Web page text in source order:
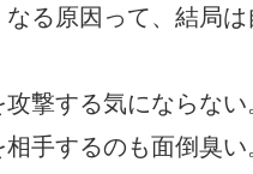
る原因って、結局は
撃する気にならない
手するのも面倒臭い